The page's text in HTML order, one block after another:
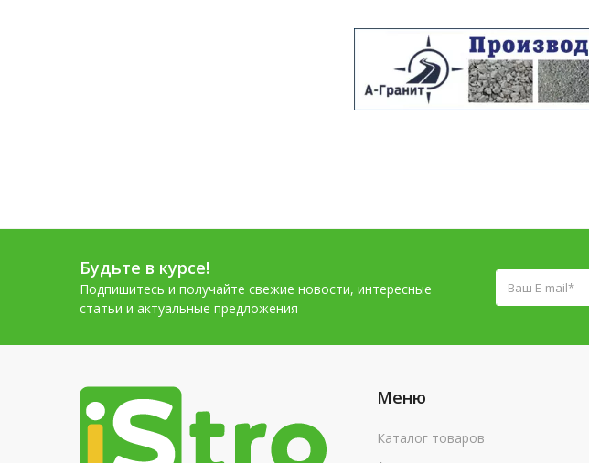
Будьте в курсе!
Подпишитесь и получайте свежие новости, интересные
статьи и актуальные предложения
Меню
Каталог товаров